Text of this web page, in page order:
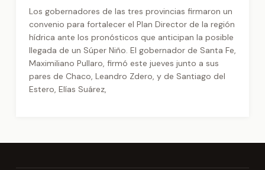
Los gobernadores de las tres provincias firmaron un
convenio para fortalecer el Plan Director de la región
hídrica ante los pronósticos que anticipan la posible
llegada de un Súper Niño. El gobernador de Santa Fe,
Maximiliano Pullaro, firmó este jueves junto a sus
pares de Chaco, Leandro Zdero, y de Santiago del
Estero, Elías Suárez,